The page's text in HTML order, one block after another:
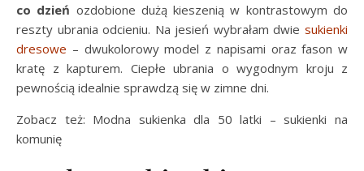
co dzień ozdobione dużą kieszenią w kontrastowym do
reszty ubrania odcieniu. Na jesień wybrałam dwie sukienki
dresowe – dwukolorowy model z napisami oraz fason w
kratę z kapturem. Ciepłe ubrania o wygodnym kroju z
pewnością idealnie sprawdzą się w zimne dni.
Zobacz też: Modna sukienka dla 50 latki – sukienki na
komunię